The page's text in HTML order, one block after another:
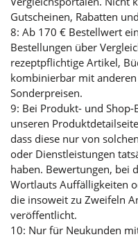
Gutscheinen, Rabatten
8: Ab 170 € Bestellwert
Bestellungen über
rezeptpflichtige Artikel,
kombinierbar mit
Sonderpreisen.
9: Bei Produkt- und
unseren
dass diese nur von
oder Dienstleistungen
haben. Bewertungen, bei
Wortlauts Auffälligkeiten
die insoweit zu Zweifeln
veröffentlicht.
10: Nur für Neukunden